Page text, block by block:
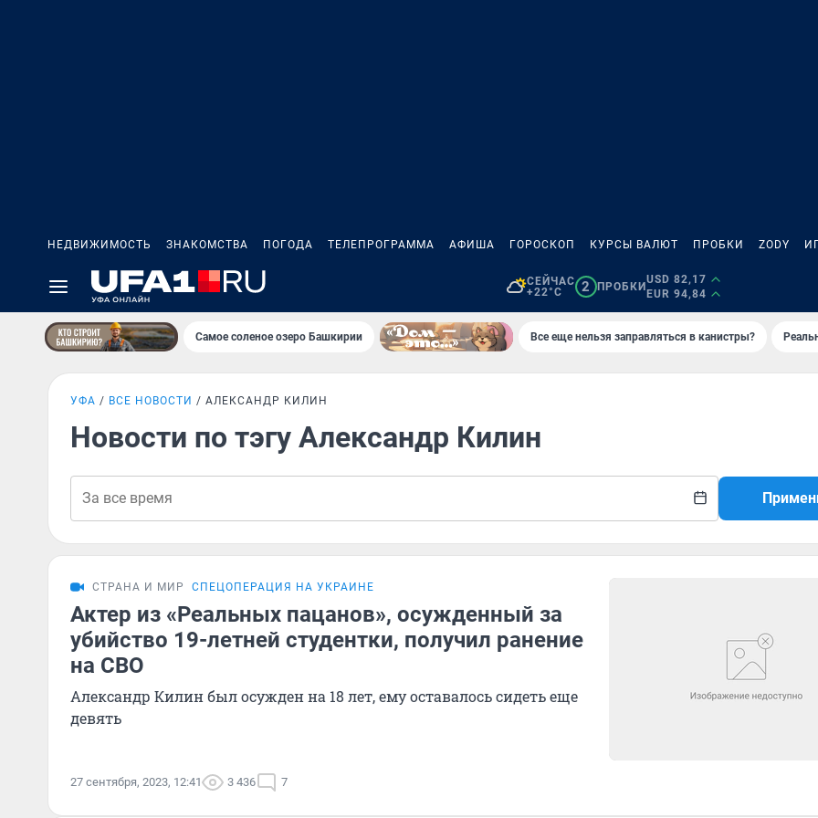
НЕДВИЖИМОСТЬ ЗНАКОМСТВА ПОГОДА ТЕЛЕПРОГРАММА АФИША ГОРОСКОП КУРСЫ ВАЛЮТ ПРОБКИ ZODY
СЕЙЧАС
+22°C
2 ПРОБКИ
USD 82,17
EUR 94,84
Самое соленое озеро Башкирии Все еще нельзя заправляться в канистры?
УФА ВСЕ НОВОСТИ АЛЕКСАНДР КИЛИН
Новости по тэгу Александр Килин
СТРАНА И МИР СПЕЦОПЕРАЦИЯ НА УКРАИНЕ
Актер из «Реальных пацанов», осужденный за
убийство 19-летней студентки, получил ранение
на СВО
Александр Килин был осужден на 18 лет, ему оставалось сидеть еще
девять
27 сентября, 2023, 12:41 3 436 7